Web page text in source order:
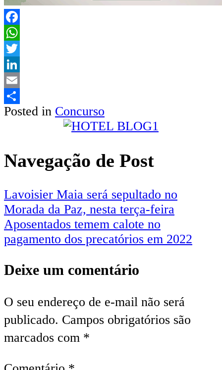
Facebook
WhatsApp
Twitter
LinkedIn
Email
Share
Posted in Concurso
Navegação de Post
Lavoisier Maia será sepultado no
Morada da Paz, nesta terça-feira
Aposentados temem calote no
pagamento dos precatórios em 2022
Deixe um comentário
O seu endereço de e-mail não será
publicado. Campos obrigatórios são
marcados com *